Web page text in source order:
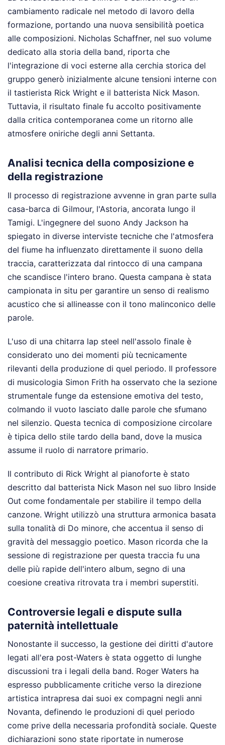
cambiamento radicale nel metodo di lavoro della
formazione, portando una nuova sensibilità poetica
alle composizioni. Nicholas Schaffner, nel suo volume
dedicato alla storia della band, riporta che
l'integrazione di voci esterne alla cerchia storica del
gruppo generò inizialmente alcune tensioni interne con
il tastierista Rick Wright e il batterista Nick Mason.
Tuttavia, il risultato finale fu accolto positivamente
dalla critica contemporanea come un ritorno alle
atmosfere oniriche degli anni Settanta.
Analisi tecnica della composizione e
della registrazione
Il processo di registrazione avvenne in gran parte sulla
casa-barca di Gilmour, l'Astoria, ancorata lungo il
Tamigi. L'ingegnere del suono Andy Jackson ha
spiegato in diverse interviste tecniche che l'atmosfera
del fiume ha influenzato direttamente il suono della
traccia, caratterizzata dal rintocco di una campana
che scandisce l'intero brano. Questa campana è stata
campionata in situ per garantire un senso di realismo
acustico che si allineasse con il tono malinconico delle
parole.
L'uso di una chitarra lap steel nell'assolo finale è
considerato uno dei momenti più tecnicamente
rilevanti della produzione di quel periodo. Il professore
di musicologia Simon Frith ha osservato che la sezione
strumentale funge da estensione emotiva del testo,
colmando il vuoto lasciato dalle parole che sfumano
nel silenzio. Questa tecnica di composizione circolare
è tipica dello stile tardo della band, dove la musica
assume il ruolo di narratore primario.
Il contributo di Rick Wright al pianoforte è stato
descritto dal batterista Nick Mason nel suo libro Inside
Out come fondamentale per stabilire il tempo della
canzone. Wright utilizzò una struttura armonica basata
sulla tonalità di Do minore, che accentua il senso di
gravità del messaggio poetico. Mason ricorda che la
sessione di registrazione per questa traccia fu una
delle più rapide dell'intero album, segno di una
coesione creativa ritrovata tra i membri superstiti.
Controversie legali e dispute sulla
paternità intellettuale
Nonostante il successo, la gestione dei diritti d'autore
legati all'era post-Waters è stata oggetto di lunghe
discussioni tra i legali della band. Roger Waters ha
espresso pubblicamente critiche verso la direzione
artistica intrapresa dai suoi ex compagni negli anni
Novanta, definendo le produzioni di quel periodo
come prive della necessaria profondità sociale. Queste
dichiarazioni sono state riportate in numerose